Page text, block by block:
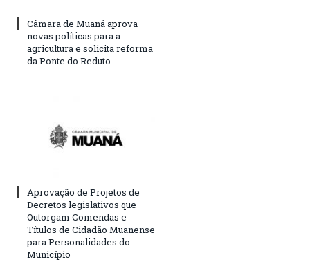
Câmara de Muaná aprova
novas políticas para a
agricultura e solicita reforma
da Ponte do Reduto
Aprovação de Projetos de
Decretos legislativos que
Outorgam Comendas e
Títulos de Cidadão Muanense
para Personalidades do
Município